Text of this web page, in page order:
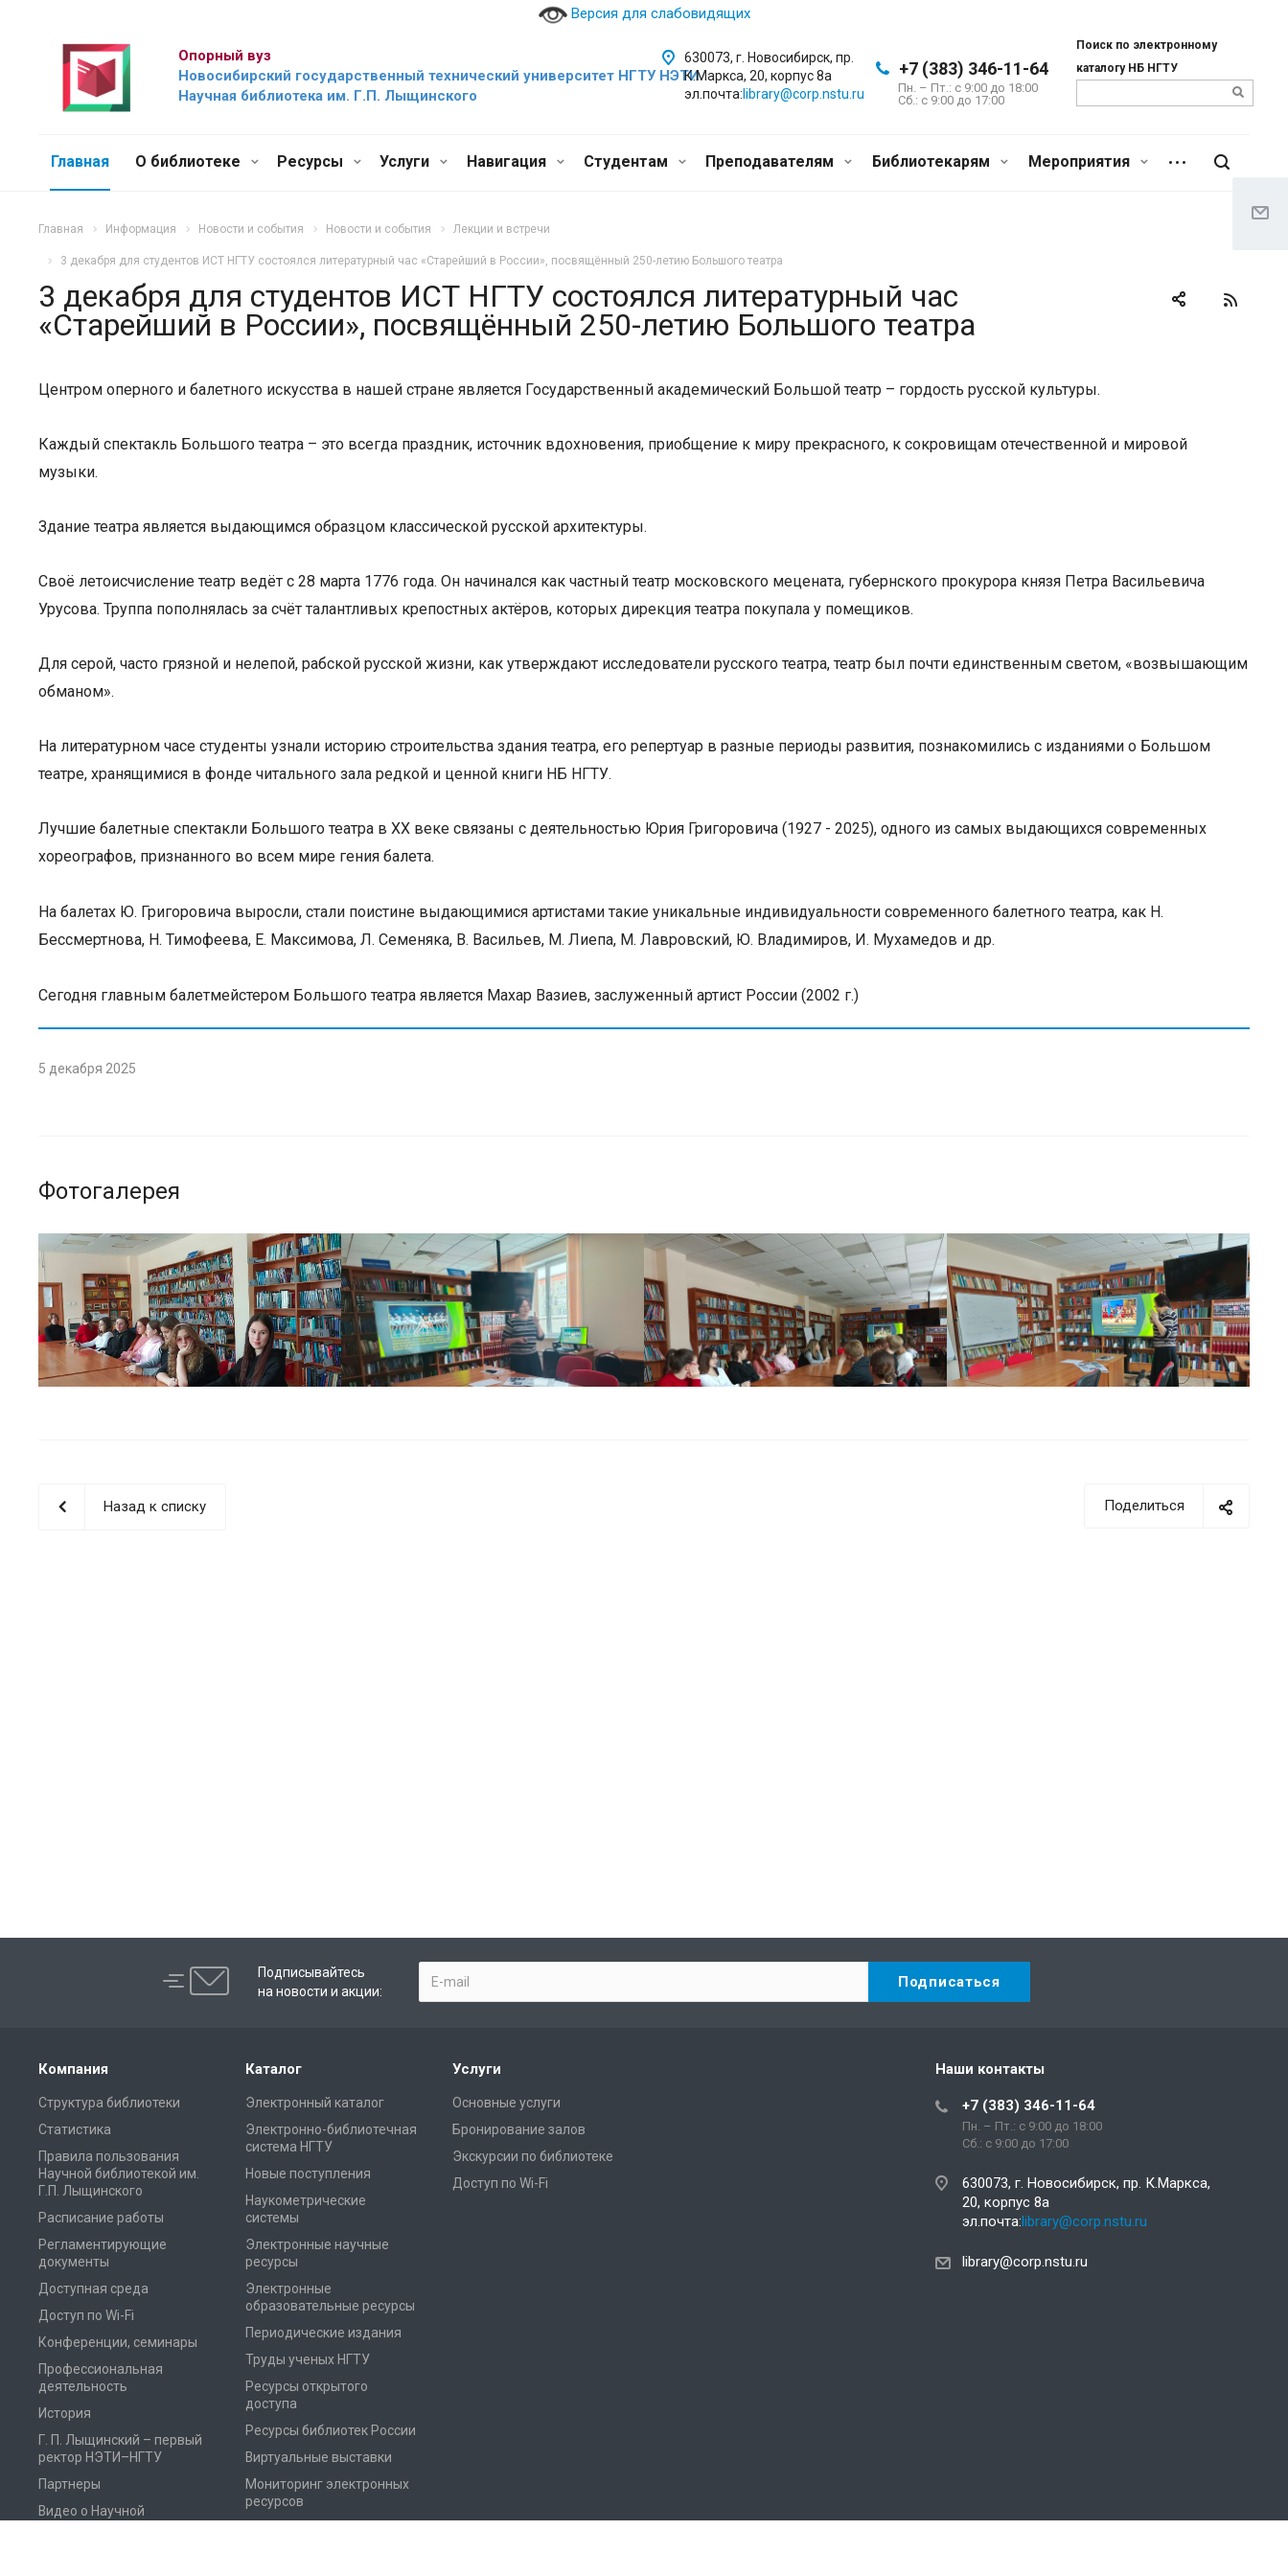
Версия для слабовидящих
Опорный вуз
Новосибирский государственный технический университет НГТУ НЭТИ
Научная библиотека им. Г.П. Лыщинского
+7 (383) 346-11-64
Пн. – Пт.: с 9:00 до 18:00
Сб.: c 9:00 до 17:00
Поиск по электронному
каталогу НБ НГТУ
630073, г. Новосибирск, пр.
К.Маркса, 20, корпус 8а
эл.почта: library@corp.nstu.ru
Главная О библиотеке Ресурсы Услуги Навигация Студентам Преподавателям Библиотекарям Мероприятия
Главная Информация Новости и события Новости и события Лекции и встречи
3 декабря для студентов ИСТ НГТУ состоялся литературный час «Старейший в России», посвящённый 250-летию Большого театра
3 декабря для студентов ИСТ НГТУ состоялся литературный час
«Старейший в России», посвящённый 250-летию Большого театра
Центром оперного и балетного искусства в нашей стране является Государственный академический Большой театр – гордость русской культуры.
Каждый спектакль Большого театра – это всегда праздник, источник вдохновения, приобщение к миру прекрасного, к сокровищам отечественной и мировой
музыки.
Здание театра является выдающимся образцом классической русской архитектуры.
Своё летоисчисление театр ведёт с 28 марта 1776 года. Он начинался как частный театр московского мецената, губернского прокурора князя Петра Васильевича
Урусова. Труппа пополнялась за счёт талантливых крепостных актёров, которых дирекция театра покупала у помещиков.
Для серой, часто грязной и нелепой, рабской русской жизни, как утверждают исследователи русского театра, театр был почти единственным светом, «возвышающим
обманом».
На литературном часе студенты узнали историю строительства здания театра, его репертуар в разные периоды развития, познакомились с изданиями о Большом
театре, хранящимися в фонде читального зала редкой и ценной книги НБ НГТУ.
Лучшие балетные спектакли Большого театра в XX веке связаны с деятельностью Юрия Григоровича (1927 - 2025), одного из самых выдающихся современных
хореографов, признанного во всем мире гения балета.
На балетах Ю. Григоровича выросли, стали поистине выдающимися артистами такие уникальные индивидуальности современного балетного театра, как Н.
Бессмертнова, Н. Тимофеева, Е. Максимова, Л. Семеняка, В. Васильев, М. Лиепа, М. Лавровский, Ю. Владимиров, И. Мухамедов и др.
Сегодня главным балетмейстером Большого театра является Махар Вазиев, заслуженный артист России (2002 г.)
5 декабря 2025
Фотогалерея
Поделиться
Назад к списку
Подписывайтесь
на новости и акции:
Компания
Структура библиотеки
Статистика
Правила пользования
Научной библиотекой им.
Г.П. Лыщинского
Расписание работы
Регламентирующие
документы
Доступная среда
Доступ по Wi-Fi
Конференции, семинары
Профессиональная
деятельность
История
Г. П. Лыщинский – первый
ректор НЭТИ–НГТУ
Партнеры
Видео о Научной
Каталог
Электронный каталог
Электронно-библиотечная
система НГТУ
Новые поступления
Наукометрические
системы
Электронные научные
ресурсы
Электронные
образовательные ресурсы
Периодические издания
Труды ученых НГТУ
Ресурсы открытого
доступа
Ресурсы библиотек России
Виртуальные выставки
Мониторинг электронных
ресурсов
Услуги
Основные услуги
Бронирование залов
Экскурсии по библиотеке
Доступ по Wi-Fi
Наши контакты
+7 (383) 346-11-64
Пн. – Пт.: с 9:00 до 18:00
Сб.: c 9:00 до 17:00
630073, г. Новосибирск, пр. К.Маркса,
20, корпус 8а
эл.почта:library@corp.nstu.ru
library@corp.nstu.ru